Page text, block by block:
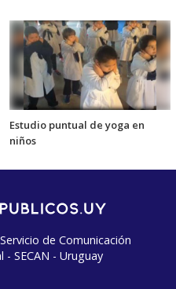
Estudio puntual de yoga en
niños
de Comunicación
- SECAN - Uruguay